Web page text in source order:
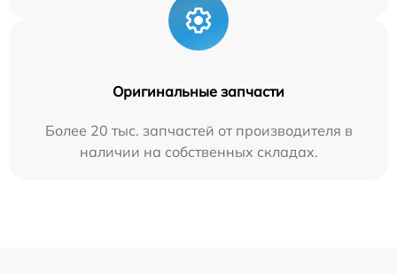
Оригинальные запчасти
Более 20 тыс. запчастей от производителя в
наличии на собственных складах.